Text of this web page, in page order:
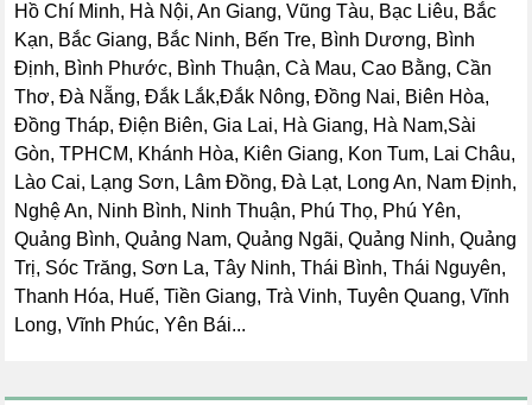
Hồ Chí Minh, Hà Nội, An Giang, Vũng Tàu, Bạc Liêu, Bắc
Kạn, Bắc Giang, Bắc Ninh, Bến Tre, Bình Dương, Bình
Định, Bình Phước, Bình Thuận, Cà Mau, Cao Bằng, Cần
Thơ, Đà Nẵng, Đắk Lắk,Đắk Nông, Đồng Nai, Biên Hòa,
Đồng Tháp, Điện Biên, Gia Lai, Hà Giang, Hà Nam,Sài
Gòn, TPHCM, Khánh Hòa, Kiên Giang, Kon Tum, Lai Châu,
Lào Cai, Lạng Sơn, Lâm Đồng, Đà Lạt, Long An, Nam Định,
Nghệ An, Ninh Bình, Ninh Thuận, Phú Thọ, Phú Yên,
Quảng Bình, Quảng Nam, Quảng Ngãi, Quảng Ninh, Quảng
Trị, Sóc Trăng, Sơn La, Tây Ninh, Thái Bình, Thái Nguyên,
Thanh Hóa, Huế, Tiền Giang, Trà Vinh, Tuyên Quang, Vĩnh
Long, Vĩnh Phúc, Yên Bái...